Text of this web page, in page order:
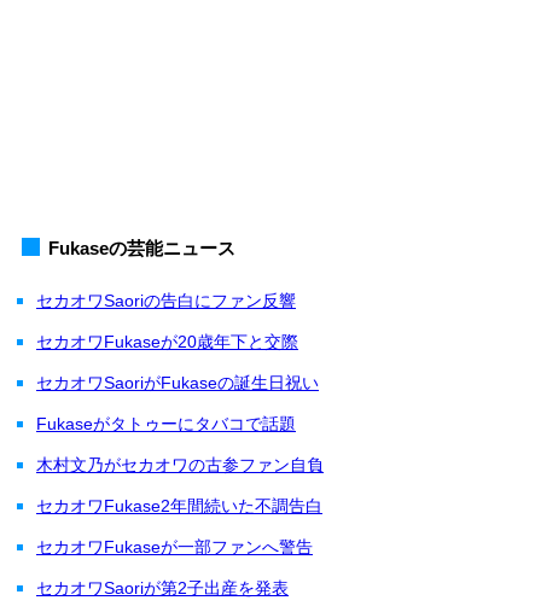
Fukaseの芸能ニュース
セカオワSaoriの告白にファン反響
セカオワFukaseが20歳年下と交際
セカオワSaoriがFukaseの誕生日祝い
Fukaseがタトゥーにタバコで話題
木村文乃がセカオワの古参ファン自負
セカオワFukase2年間続いた不調告白
セカオワFukaseが一部ファンへ警告
セカオワSaoriが第2子出産を発表